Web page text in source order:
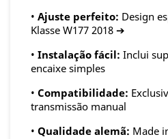
• Ajuste perfeito: Design
Klasse W177 2018 ➔
• Instalação fácil: Inclui
encaixe simples
• Compatibilidade:
transmissão manual
• Qualidade alemã: Made